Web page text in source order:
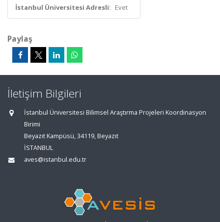
İstanbul Üniversitesi Adresli: Evet
Paylaş
İletişim Bilgileri
İstanbul Üniversitesi Bilimsel Araştırma Projeleri Koordinasyon
Birimi
Beyazıt Kampüsü, 34119, Beyazıt
İSTANBUL
aves@istanbul.edu.tr